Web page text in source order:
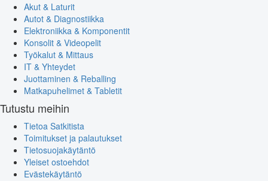
Akut & Laturit
Autot & Diagnostiikka
Elektroniikka & Komponentit
Konsolit & Videopelit
Työkalut & Mittaus
IT & Yhteydet
Juottaminen & Reballing
Matkapuhelimet & Tabletit
Tutustu meihin
Tietoa Satkitista
Toimitukset ja palautukset
Tietosuojakäytäntö
Yleiset ostoehdot
Evästekäytäntö